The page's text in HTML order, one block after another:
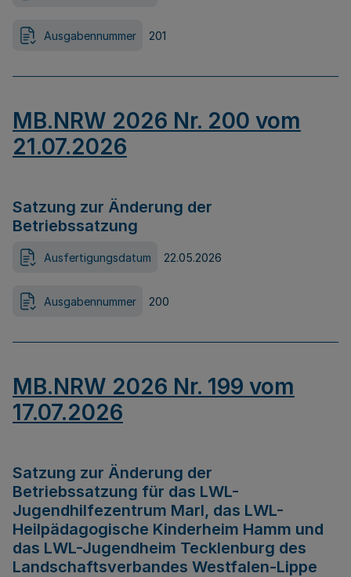
Ausgabennummer 201
MB.NRW 2026 Nr. 200 vom
21.07.2026
Satzung zur Änderung der
Betriebssatzung
Ausfertigungsdatum 22.05.2026
Ausgabennummer 200
MB.NRW 2026 Nr. 199 vom
17.07.2026
Satzung zur Änderung der
Betriebssatzung für das LWL-
Jugendhilfezentrum Marl, das LWL-
Heilpädagogische Kinderheim Hamm und
das LWL-Jugendheim Tecklenburg des
Landschaftsverbandes Westfalen-Lippe